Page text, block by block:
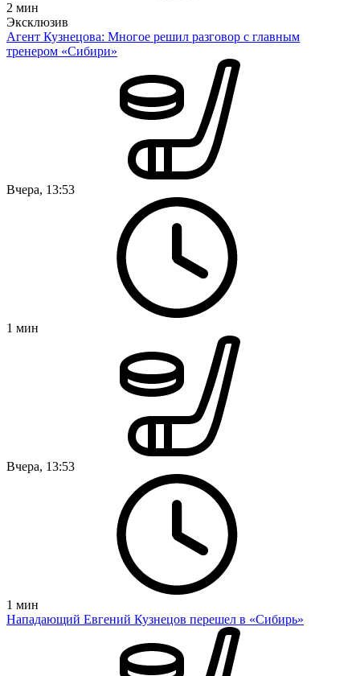
2 мин
Эксклюзив
Агент Кузнецова: Многое решил разговор с главным
тренером «Сибири»
Вчера, 13:53
1 мин
Вчера, 13:53
1 мин
Нападающий Евгений Кузнецов перешел в «Сибирь»